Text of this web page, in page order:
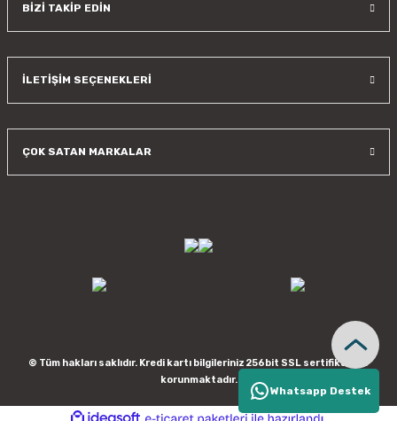
BİZİ TAKİP EDİN
İLETİŞİM SEÇENEKLERİ
ÇOK SATAN MARKALAR
© Tüm hakları saklıdır. Kredi kartı bilgileriniz 256bit SSL sertifikası ile
korunmaktadır.
Whatsapp Destek
ideasoft e-